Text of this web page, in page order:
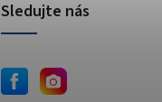
Sledujte nás